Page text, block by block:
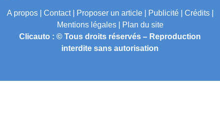
A propos | Contact | Proposer un article | Publicité | Crédits |
Mentions légales |
Plan du site
Clicauto : © Tous droits réservés – Reproduction
interdite sans autorisation